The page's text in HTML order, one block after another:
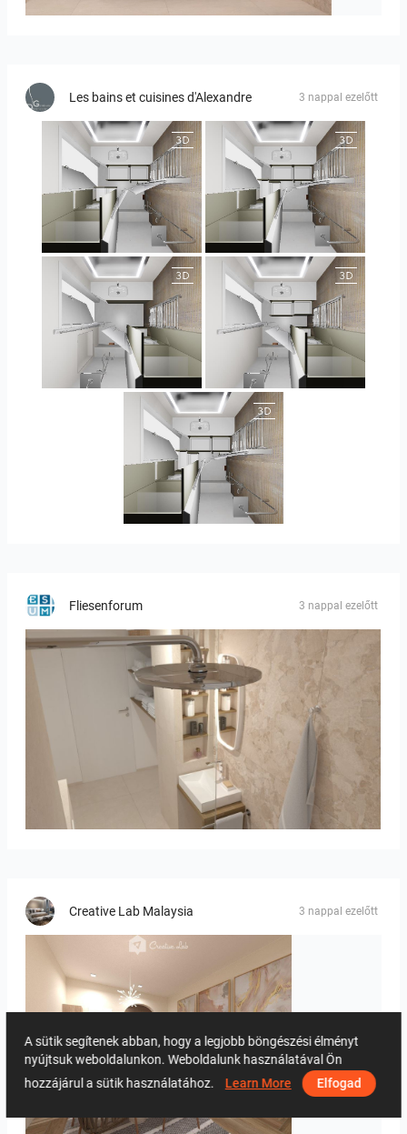
Les bains et cuisines d'Alexandre 3 nappal ezelőtt
JEGOUX-PASSER JEGOUX-PASSER
JEGOUX-PASSER 2 JEGOUX-PASSER 2
JEGOUX-PASSER
Fliesenforum 3 nappal ezelőtt
Bild_2
Creative Lab Malaysia 3 nappal ezelőtt
PIKA_DINING_AREA
A sütik segítenek abban, hogy a legjobb böngészési élményt
nyújtsuk weboldalunkon. Weboldalunk használatával Ön
hozzájárul a sütik használatához. Learn More Elfogad